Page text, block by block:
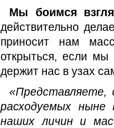
Мы боимся
действительно
приносит нам
открыться, если мы
держит нас в узах
«Представляете,
расходуемых ныне
наших личин и